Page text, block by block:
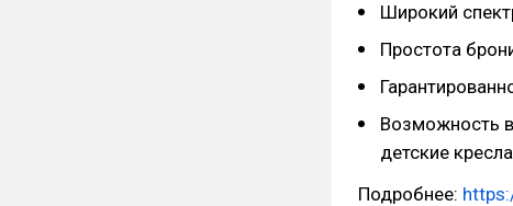
Широкий
Простота
Возможность
детские
Подробнее: